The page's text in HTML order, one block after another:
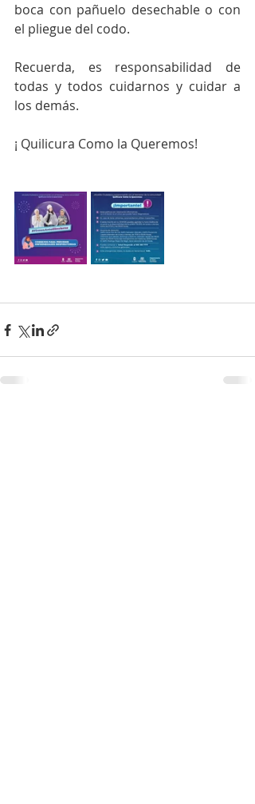
boca con pañuelo desechable o con
el pliegue del codo.
Recuerda, es responsabilidad de
todas y todos cuidarnos y cuidar a
los demás.
¡ Quilicura Como la Queremos!